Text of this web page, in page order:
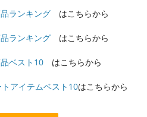
ランキング はこちらから
ランキング はこちらから
ベスト10 はこちらから
アイテムベスト10はこちらから